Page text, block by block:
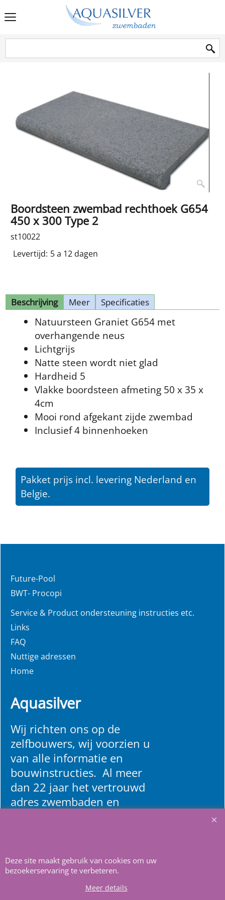
Boordsteen zwembad rechthoek G654
450 x 300 Type 2
st10022
Levertijd: 5 a 12 dagen
Beschrijving Meer Specificaties
Natuursteen Graniet G654 met
overhangende neus
Lichtgrijs
Natte steen wordt niet glad
Hardheid 5
Vlakke boordsteen afmeting 50 x 35 x
4cm
Mooi rond afgekant zijde zwembad
Inclusief 4 binnenhoeken
Pakket prijs incl. levering Nederland en
Belgie.
Future-Pool
BWT- Procopi
Service & Product ondersteuning instructies etc.
Links
FAQ
Nuttige adressen
Home
Aquasilver
Wij richten ons op de
zelfbouwers, wij voorzien u
van alle informatie en
bouwinstructies. Al meer
dan 22 jaar het vertrouwd
adres zwembaden en
Deze site maakt gebruik van cookies om uw
bezoekerservaring te verbeteren.
Meer details